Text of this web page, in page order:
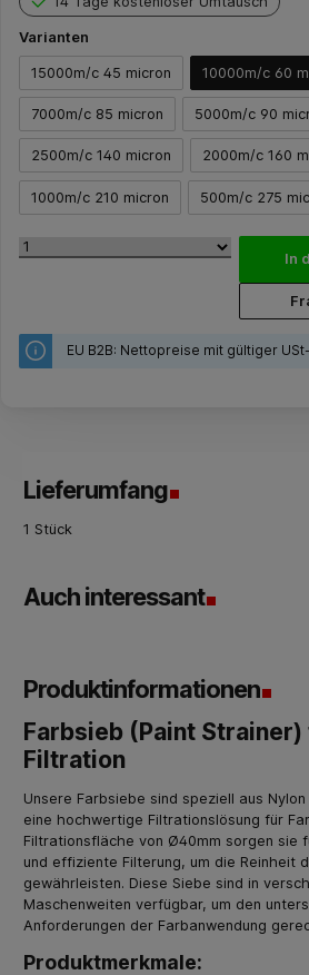
Varianten
15000m/c 45 micron 10000m/c 60
7000m/c 85 micron 5000m/c 90
2500m/c 140 micron 2000m/c 160
1000m/c 210 micron 500m/c 275
In
EU B2B: Nettopreise mit gültiger
Lieferumfang
1 Stück
Auch interessant
Produktinformationen
Farbsieb (Paint
Filtration
Unsere Farbsiebe sind speziell aus
eine hochwertige Filtrationslösung für
Filtrationsfläche von Ø40mm sorgen sie
und effiziente Filterung, um die Reinheit
gewährleisten. Diese Siebe sind in
Maschenweiten verfügbar, um den
Anforderungen der Farbanwendung
Produktmerkmale: